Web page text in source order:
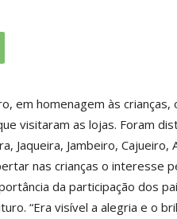
em homenagem às
visitaram as lojas. Foram
Jaqueira, Jambeiro,
nas crianças o interesse
da participação dos
“Era visível a alegria e o